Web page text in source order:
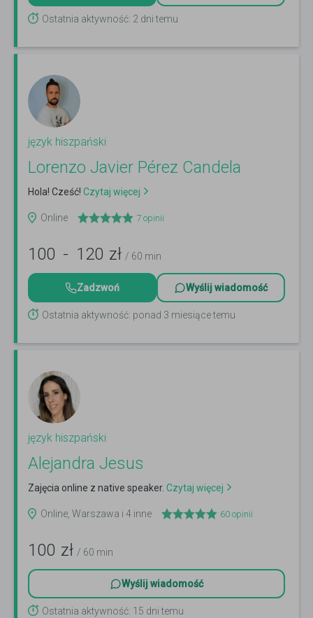
Ostatnia aktywność: 2 dni temu
język hiszpański
Lorenzo Javier Pérez Candela
Hola! Cześć! Czytaj więcej
Online 7 opinii
100 - 120 zł / 60 min
Zadzwoń Wyślij wiadomość
Ostatnia aktywność: ponad 3 miesiące temu
język hiszpański
Alejandra Jesus
Zajęcia online z native speaker. Czytaj więcej
Online, Warszawa i 4 inne 60 opinii
100 zł / 60 min
Wyślij wiadomość
Ostatnia aktywność: 15 dni temu